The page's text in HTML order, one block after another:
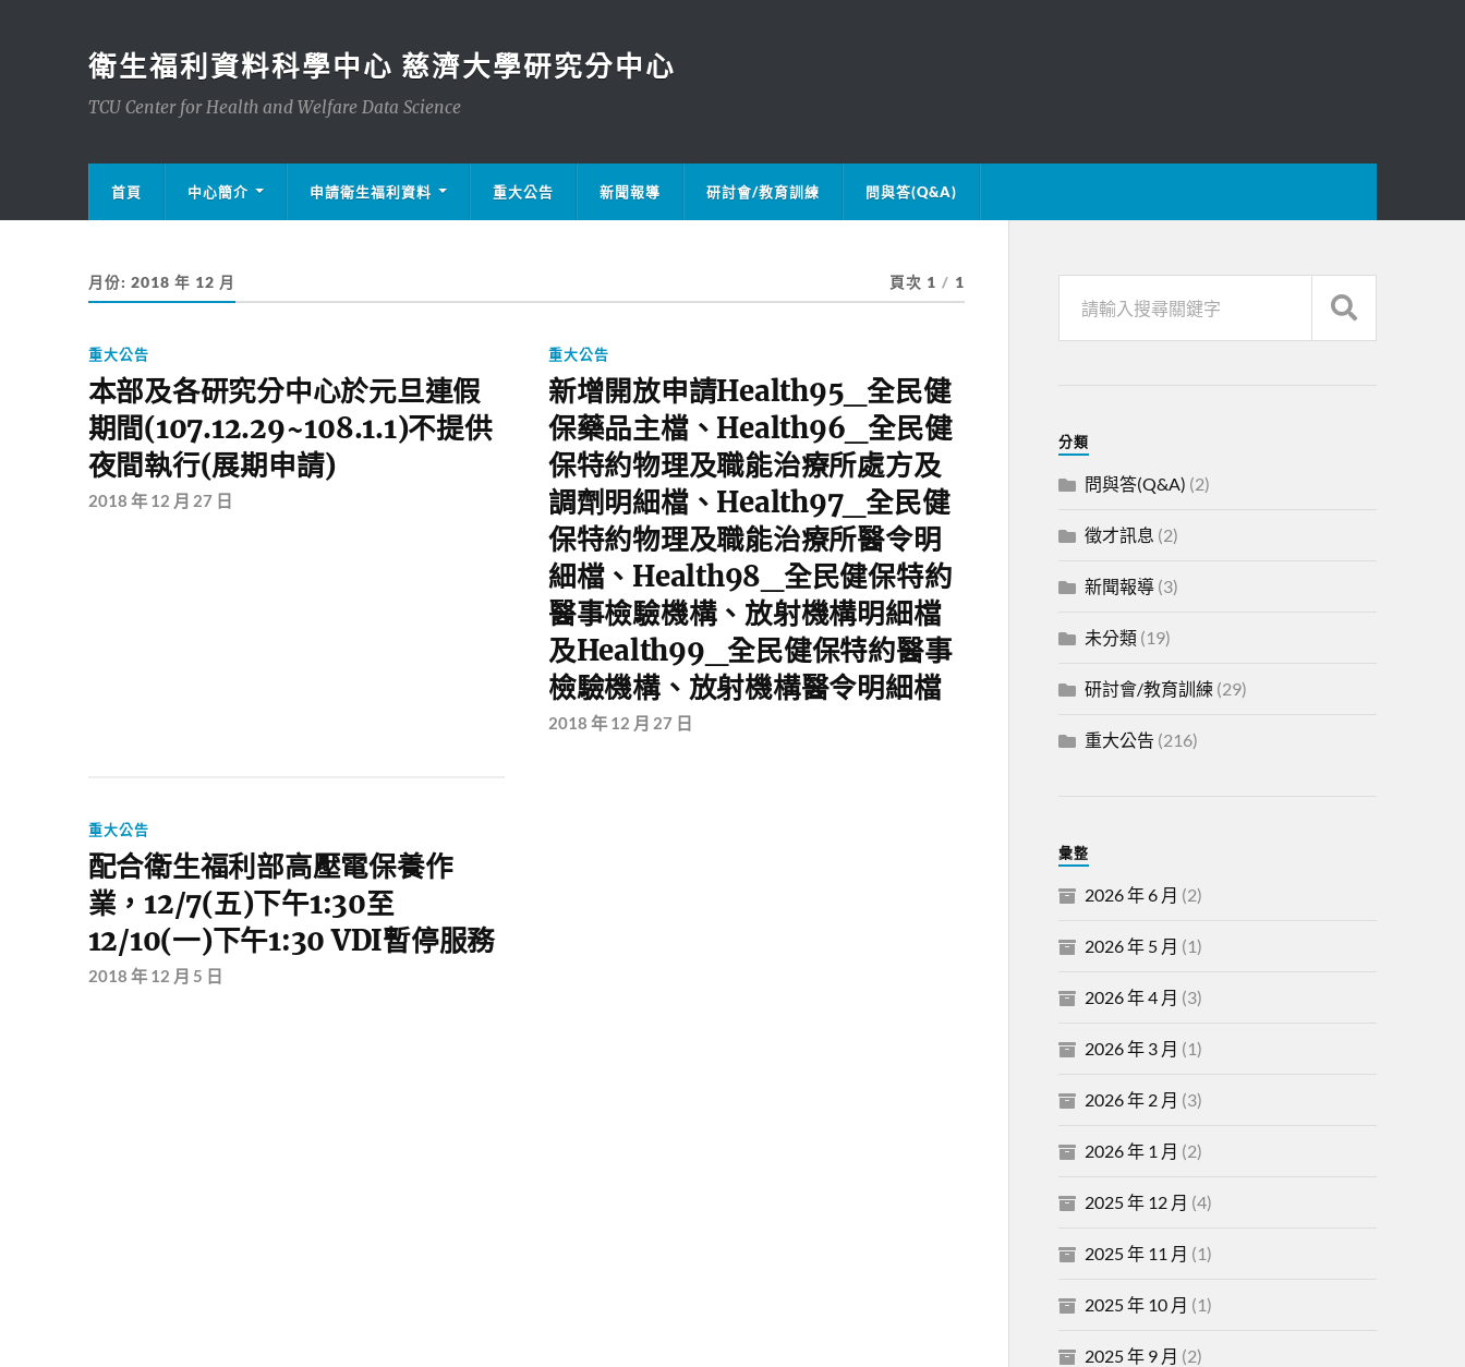
衛生福利資料科學中心 慈濟大學研究分中心
TCU Center for Health and Welfare Data Science
首頁 中心簡介 申請衛生福利資料 重大公告 新聞報導 研討會/教育訓練 問與答(Q&A)
月份: 2018 年 12 月 頁次 1 / 1
重大公告
本部及各研究分中心於元旦連假
期間(107.12.29~108.1.1)不提供
夜間執行(展期申請)
2018 年 12 月 27 日
重大公告
新增開放申請Health95_全民健
保藥品主檔、Health96_全民健
保特約物理及職能治療所處方及
調劑明細檔、Health97_全民健
保特約物理及職能治療所醫令明
細檔、Health98_全民健保特約
醫事檢驗機構、放射機構明細檔
及Health99_全民健保特約醫事
檢驗機構、放射機構醫令明細檔
2018 年 12 月 27 日
重大公告
配合衛生福利部高壓電保養作
業，12/7(五)下午1:30至
12/10(一)下午1:30 VDI暫停服務
2018 年 12 月 5 日
分類
問與答(Q&A) (2)
徵才訊息 (2)
新聞報導(3)
未分類(19)
研討會/教育訓練(29)
重大公告 (216)
彙整
2026 年 6 月 (2)
2026 年 5 月 (1)
2026 年 4 月 (3)
2026 年 3 月 (1)
2026 年 2 月 (3)
2026 年 1 月 (2)
2025 年 12 月 (4)
2025 年 11 月 (1)
2025 年 10 月 (1)
2025 年 9 月 (2)